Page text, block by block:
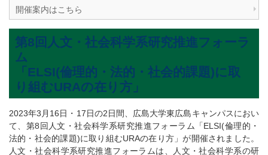
開催案内はこちら
第8回人文・社会科学系研究推進フォーラ
ム
「ELSI(倫理的・法的・社会的課題)に取
り組むURAの在り方」
2023年3月16日・17日の2日間、広島大学東広島キャンパスにおい
て、第8回人文・社会科学系研究推進フォーラム「ELSI(倫理的・
法的・社会的課題)に取り組むURAの在り方」が開催されました。
人文・社会科学系研究推進フォーラムは、人文・社会科学系の研